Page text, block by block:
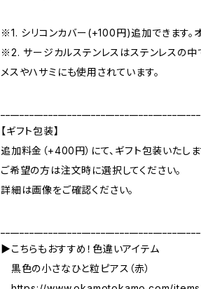
※1. シリコンカバー(+100円)追加できます。オ
※2. サージカルステンレスはステンレスの中
メスやハサミにも使用されています。
【ギフト包装】
追加料金（+400円）にて、ギフト包装いたしま
ご希望の方は注文時に選択してください。
詳細は画像をご確認ください。
▶こちらもおすすめ！色違いアイテム
黒色の小さなひと粒ピアス（赤）